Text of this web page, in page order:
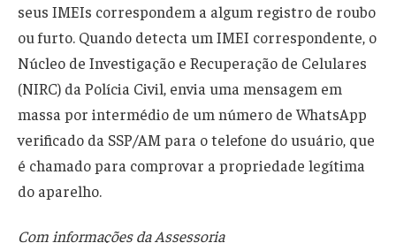
seus IMEIs correspondem a algum registro de roubo
ou furto. Quando detecta um IMEI correspondente, o
Núcleo de Investigação e Recuperação de Celulares
(NIRC) da Polícia Civil, envia uma mensagem em
massa por intermédio de um número de WhatsApp
verificado da SSP/AM para o telefone do usuário, que
é chamado para comprovar a propriedade legítima
do aparelho.
Com informações da Assessoria